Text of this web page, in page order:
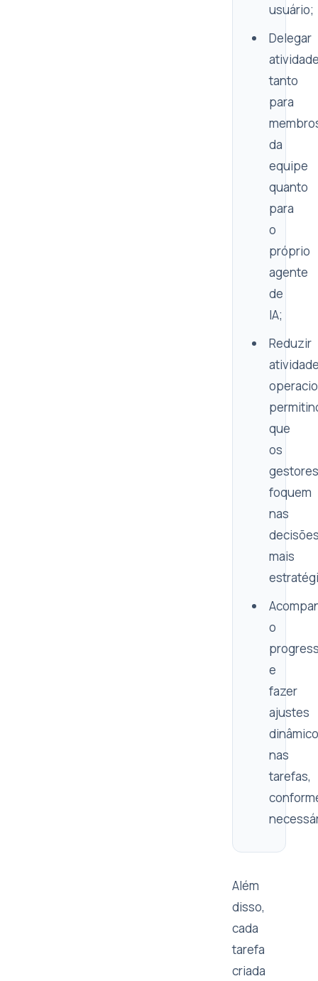
usuário;
Delegar
tanto
para
da
equipe
quanto
para
o
próprio
agente
de
IA;
Reduzir
que
os
gestores
foquem
nas
mais
o
e
fazer
ajustes
nas
tarefas,
Além
disso,
cada
tarefa
criada